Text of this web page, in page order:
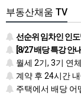
부동산채움 TV
선순위 임차인 인도명령
[8/27 배당 특강 안내] 경
월세 2기, 3기 연
계약 후 24시간
주택에서 배당 어